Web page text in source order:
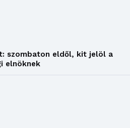
szombaton eldől, kit jelöl a
elnöknek